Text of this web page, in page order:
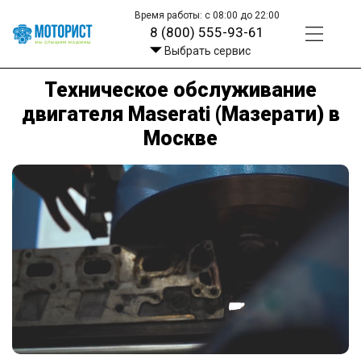
Время работы: с 08:00 до 22:00
8 (800) 555-93-61
Выбрать сервис
Техническое обслуживание
двигателя Maserati (Мазерати) в
Москве